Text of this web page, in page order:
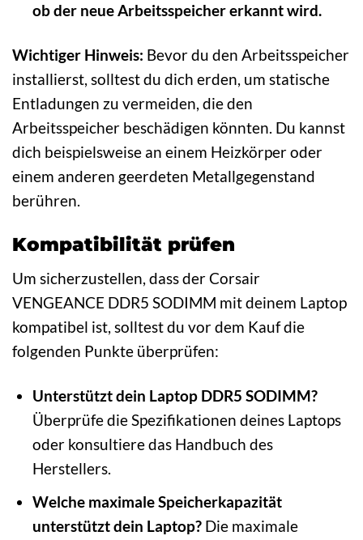
ob der neue Arbeitsspeicher erkannt wird.
Wichtiger Hinweis: Bevor du den Arbeitsspeicher
installierst, solltest du dich erden, um statische
Entladungen zu vermeiden, die den
Arbeitsspeicher beschädigen könnten. Du kannst
dich beispielsweise an einem Heizkörper oder
einem anderen geerdeten Metallgegenstand
berühren.
Kompatibilität prüfen
Um sicherzustellen, dass der Corsair
VENGEANCE DDR5 SODIMM mit deinem Laptop
kompatibel ist, solltest du vor dem Kauf die
folgenden Punkte überprüfen:
Unterstützt dein Laptop DDR5 SODIMM?
Überprüfe die Spezifikationen deines Laptops
oder konsultiere das Handbuch des
Herstellers.
Welche maximale Speicherkapazität
unterstützt dein Laptop?Die maximale